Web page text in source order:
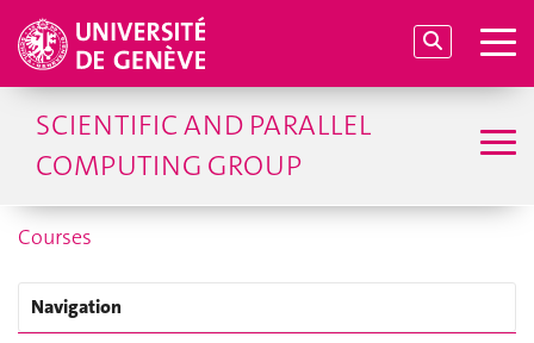
SCIENTIFIC AND PARALLEL
COMPUTING GROUP
Courses
Navigation